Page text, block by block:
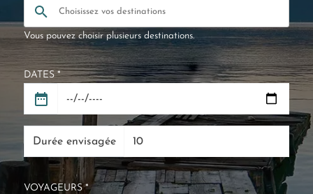
Vous pouvez choisir plusieurs destinations.
DATES *
Durée envisagée
VOYAGEURS *